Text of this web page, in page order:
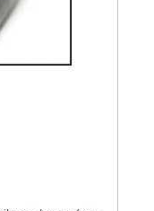
dann, wenn